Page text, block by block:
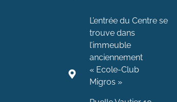
L’entrée du Centre se
trouve dans
l’immeuble
anciennement
« Ecole-Club
Migros »